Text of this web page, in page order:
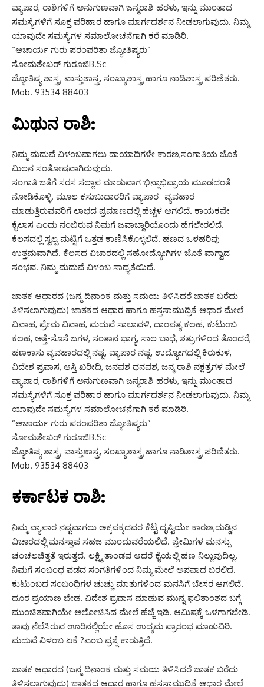
ವ್ಯಾಪಾರ, ರಾಶಿಗಳಿಗೆ ಅನುಗುಣವಾಗಿ ಜನ್ಮರಾಶಿ ಹರಳು, ಇನ್ನು ಮುಂತಾದ
ಸಮಸ್ಯೆಗಳಿಗೆ ಸೂಕ್ತ ಪರಿಹಾರ ಹಾಗೂ ಮಾರ್ಗದರ್ಶನ ನೀಡಲಾಗುವುದು. ನಿಮ್ಮ
ಯಾವುದೇ ಸಮಸ್ಯೆಗಳ ಸಮಾಲೋಚನೆಗಾಗಿ ಕರೆ ಮಾಡಿರಿ.
“ಆಚಾರ್ಯ ಗುರು ಪರಂಪರಿತಾ ಜ್ಯೋತಿಷ್ಯರು”
ಸೋಮಶೇಖರ್ ಗುರೂಜಿB.Sc
ಜ್ಯೋತಿಷ್ಯ ಶಾಸ್ತ್ರ, ವಾಸ್ತುಶಾಸ್ತ್ರ, ಸಂಖ್ಯಾಶಾಸ್ತ್ರ ಹಾಗೂ ನಾಡಿಶಾಸ್ತ್ರ ಪರಿಣಿತರು.
Mob. 93534 88403
ಮಿಥುನ ರಾಶಿ:
ನಿಮ್ಮ ಮದುವೆ ವಿಳಂಬವಾಗಲು ದಾಯಾದಿಗಳೇ ಕಾರಣ,ಸಂಗಾತಿಯ ಜೊತೆ
ಮಿಲನ ಸಂತೋಷವಾಗಿರುವುದು.
ಸಂಗಾತಿ ಜತೆಗೆ ಸರಸ ಸಲ್ಲಾಪ ಮಾಡುವಾಗ ಭಿನ್ನಾಭಿಪ್ರಾಯ ಮೂಡದಂತೆ
ನೋಡಿಕೊಳ್ಳಿ. ಮೂಲ ಕಸುಬುದಾರರಿಗೆ ವ್ಯಾಪಾರ- ವ್ಯವಹಾರ
ಮಾಡುತ್ತಿರುವವರಿಗೆ ಲಾಭದ ಪ್ರಮಾಣದಲ್ಲಿ ಹೆಚ್ಚಳ ಆಗಲಿದೆ. ಕಾಯಕವೇ
ಕೈಲಾಸ ಎಂದು ನಂಬಿರುವ ನಿಮಗೆ ಜವಾಬ್ದಾರಿಯೊಂದು ಹೆಗಲೇರಲಿದೆ.
ಕೆಲಸದಲ್ಲಿ ಸ್ವಲ್ಪ ಮಟ್ಟಿಗೆ ಒತ್ತಡ ಕಾಣಿಸಿಕೊಳ್ಳಲಿದೆ. ಹಣದ ಒಳಹರಿವು
ಉತ್ತಮವಾಗಿದೆ. ಕೆಲಸದ ವಿಚಾರದಲ್ಲಿ ಸಹೋದ್ಯೋಗಿಗಳ ಜೊತೆ ವಾಗ್ವಾದ
ಸಂಭವ. ನಿಮ್ಮ ಮದುವೆ ವಿಳಂಬ ಸಾಧ್ಯತೆಯಿದೆ.
ಜಾತಕ ಆಧಾರದ (ಜನ್ಮ ದಿನಾಂಕ ಮತ್ತು ಸಮಯ ತಿಳಿಸಿದರೆ ಜಾತಕ ಬರೆದು
ತಿಳಿಸಲಾಗುವುದು) ಜಾತಕದ ಆಧಾರ ಹಾಗೂ ಹಸ್ತಸಾಮುದ್ರಿಕೆ ಆಧಾರ ಮೇಲೆ
ವಿವಾಹ, ಪ್ರೇಮ ವಿವಾಹ, ಮದುವೆ ಸಾಲಾವಳಿ, ದಾಂಪತ್ಯ ಕಲಹ, ಕುಟುಂಬ
ಕಲಹ, ಅತ್ತೆ-ಸೊಸೆ ಜಗಳ, ಸಂತಾನ ಭಾಗ್ಯ, ಸಾಲ ಬಾಧೆ, ಶತ್ರುಗಳಿಂದ ತೊಂದರೆ,
ಹಣಕಾಸು ವ್ಯವಹಾರದಲ್ಲಿ ನಷ್ಟ, ವ್ಯಾಪಾರ ನಷ್ಟ, ಉದ್ಯೋಗದಲ್ಲಿ ಕಿರುಕುಳ,
ವಿದೇಶ ಪ್ರವಾಸ, ಆಸ್ತಿ ಖರೀದಿ, ಜನವಶ ಧನವಶ, ಜನ್ಮ ರಾಶಿ ನಕ್ಷತ್ರಗಳ ಮೇಲೆ
ವ್ಯಾಪಾರ, ರಾಶಿಗಳಿಗೆ ಅನುಗುಣವಾಗಿ ಜನ್ಮರಾಶಿ ಹರಳು, ಇನ್ನು ಮುಂತಾದ
ಸಮಸ್ಯೆಗಳಿಗೆ ಸೂಕ್ತ ಪರಿಹಾರ ಹಾಗೂ ಮಾರ್ಗದರ್ಶನ ನೀಡಲಾಗುವುದು. ನಿಮ್ಮ
ಯಾವುದೇ ಸಮಸ್ಯೆಗಳ ಸಮಾಲೋಚನೆಗಾಗಿ ಕರೆ ಮಾಡಿರಿ.
“ಆಚಾರ್ಯ ಗುರು ಪರಂಪರಿತಾ ಜ್ಯೋತಿಷ್ಯರು”
ಸೋಮಶೇಖರ್ ಗುರೂಜಿB.Sc
ಜ್ಯೋತಿಷ್ಯ ಶಾಸ್ತ್ರ, ವಾಸ್ತುಶಾಸ್ತ್ರ, ಸಂಖ್ಯಾಶಾಸ್ತ್ರ ಹಾಗೂ ನಾಡಿಶಾಸ್ತ್ರ ಪರಿಣಿತರು.
Mob. 93534 88403
ಕರ್ಕಾಟಕ ರಾಶಿ:
ನಿಮ್ಮ ವ್ಯಾಪಾರ ನಷ್ಟವಾಗಲು ಅಕ್ಕಪಕ್ಕದವರ ಕೆಟ್ಟ ದೃಷ್ಟಿಯೇ ಕಾರಣ,ದುಡ್ಡಿನ
ವಿಚಾರದಲ್ಲಿ ಮನಸ್ತಾಪ ಸಹಜ ಮುಂದುವರೆಯಲಿದೆ. ಪ್ರೇಮಿಗಳ ಮನಸ್ಸು
ಚಂಚಲಚಿತ್ತತೆ ಇರುತ್ತದೆ. ಲಕ್ಷ್ಮಿ ತಾಂಡವ ಆದರೆ ಕೈಯಲ್ಲಿ ಹಣ ನಿಲ್ಲುವುದಿಲ್ಲ.
ನಿಮಗೆ ಸಂಬಂಧ ಪಡದ ಸಂಗತಿಗಳಿಂದ ನಿಮ್ಮ ಮೇಲೆ ಅಪವಾದ ಬರಲಿದೆ.
ಕುಟುಂಬದ ಸಂಬಂಧಿಗಳ ಚುಚ್ಚು ಮಾತುಗಳಿಂದ ಮನಸಿಗೆ ಬೇಸರ ಆಗಲಿದೆ.
ದೂರ ಪ್ರಯಾಣ ಬೇಡ. ವಿದೇಶ ಪ್ರವಾಸ ಮಾಡುವ ಮುನ್ನ ಫಲಿತಾಂಶದ ಬಗ್ಗೆ
ಮುಂಚಿತವಾಗಿಯೇ ಆಲೋಚಿಸಿದ ಮೇಲೆ ಹೆಜ್ಜೆ ಇಡಿ. ಆಮಿಷಕ್ಕೆ ಒಳಗಾಗಬೇಡಿ.
ತಾವು ನೆಲೆಸಿರುವ ಊರಿನಲ್ಲಿಯೇ ಹೊಸ ಉದ್ಯಮ ಪ್ರಾರಂಭ ಮಾಡುವಿರಿ.
ಮದುವೆ ವಿಳಂಬ ಏಕೆ ?ಎಂಬ ಪ್ರಶ್ನೆ ಕಾಡುತ್ತಿದೆ.
ಜಾತಕ ಆಧಾರದ (ಜನ್ಮ ದಿನಾಂಕ ಮತ್ತು ಸಮಯ ತಿಳಿಸಿದರೆ ಜಾತಕ ಬರೆದು
ತಿಳಿಸಲಾಗುವುದು) ಜಾತಕದ ಆಧಾರ ಹಾಗೂ ಹಸ್ತಸಾಮುದ್ರಿಕೆ ಆಧಾರ ಮೇಲೆ